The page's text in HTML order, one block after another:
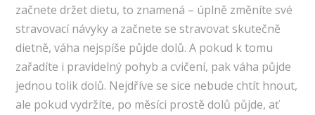
začnete držet dietu, to znamená – úplně změníte své
stravovací návyky a začnete se stravovat skutečně
dietně, váha nejspíše půjde dolů. A pokud k tomu
zařadíte i pravidelný pohyb a cvičení, pak váha půjde
jednou tolik dolů. Nejdříve se sice nebude chtít hnout,
ale pokud vydržíte, po měsíci prostě dolů půjde, ať